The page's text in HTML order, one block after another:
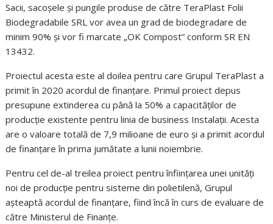
Sacii, sacoșele și pungile produse de către TeraPlast Folii
Biodegradabile SRL vor avea un grad de biodegradare de
minim 90% și vor fi marcate „OK Compost” conform SR EN
13432.
Proiectul acesta este al doilea pentru care Grupul TeraPlast a
primit în 2020 acordul de finanțare. Primul proiect depus
presupune extinderea cu până la 50% a capacităților de
producție existente pentru linia de business Instalații. Acesta
are o valoare totală de 7,9 milioane de euro și a primit acordul
de finanțare în prima jumătate a lunii noiembrie.
Pentru cel de-al treilea proiect pentru înființarea unei unități
noi de producție pentru sisteme din polietilenă, Grupul
așteaptă acordul de finanțare, fiind încă în curs de evaluare de
către Ministerul de Finanțe.